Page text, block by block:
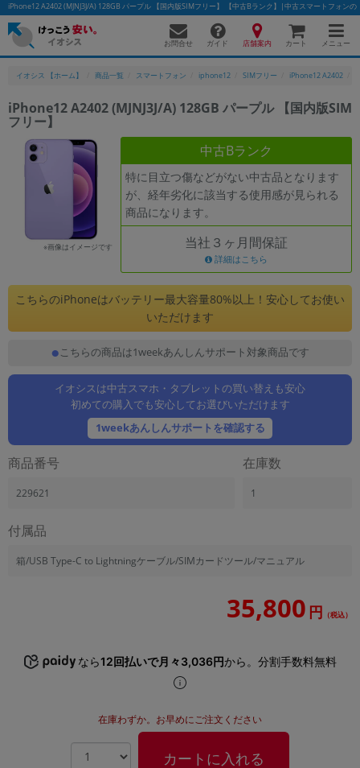
iPhone12 A2402 (MJNJ3J/A) 128GB パープル 【国内版SIMフリー】 【中古Bランク】|中古スマートフォンの
お問合せ ガイド 店舗案内 カート メニュー
イオシス 【ホーム】 商品一覧 スマートフォン iphone12 SIMフリー iPhone12 A2402
iPhone12 A2402 (MJNJ3J/A) 128GB パープル 【国内版SIM
フリー】
※画像はイメージです
中古Bランク
特に目立つ傷などがない中古品となります
が、経年劣化に該当する使用感が見られる
商品になります。
当社３ヶ月間保証
詳細はこちら
こちらのiPhoneはバッテリー最大容量80%以上！安心してお使い
いただけます
こちらの商品は1weekあんしんサポート対象商品です
イオシスは中古スマホ・タブレットの買い替えも安心
初めての購入でも安心してお選びいただけます
1weekあんしんサポートを確認する
商品番号
229621
在庫数
1
付属品
箱/USB Type-C to Lightningケーブル/SIMカードツール/マニュアル
35,800 円 （税込）
なら12回払いで月々3,036円から。分割手数料無料
在庫わずか。お早めにご注文ください
カートに入れる
フリーワード
人気の検索ワード： Let's note
「スマートフォン」「タブレット」など
シリーズ
商品シリーズ名・ブランド名の絞り込み。
メーカー
製造、販売メーカーの絞り込み
「Apple」「SONY」「SHARP」など
商品の搭載機能による絞り込み
ドライブの絞り込み
ランク
OS